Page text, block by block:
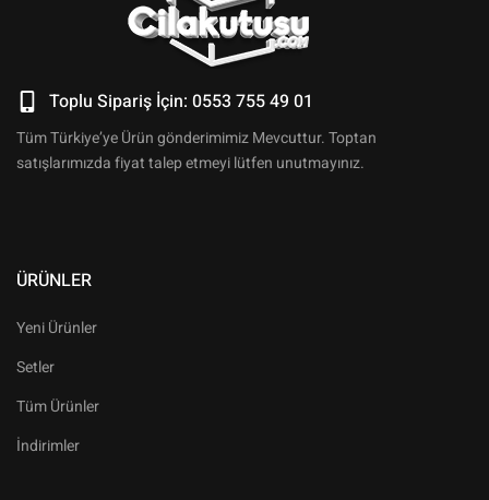
Toplu Sipariş İçin: 0553 755 49 01
Tüm Türkiye’ye Ürün gönderimimiz Mevcuttur. Toptan
satışlarımızda fiyat talep etmeyi lütfen unutmayınız.
ÜRÜNLER
Yeni Ürünler
Setler
Tüm Ürünler
İndirimler